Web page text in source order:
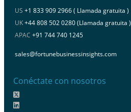
US +1 833 909 2966 ( Llamada gratuita )
UK+44 808 502 0280 (Llamada gratuita )
APAC +91 744 740 1245
sales@fortunebusinessinsights.com
Conéctate con nosotros